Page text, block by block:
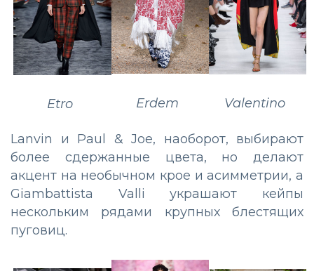
Etro Erdem Valentino
Lanvin и Paul & Joe, наоборот, выбирают
более сдержанные цвета, но делают
акцент на необычном крое и асимметрии, а
Giambattista Valli украшают кейпы
нескольким рядами крупных блестящих
пуговиц.